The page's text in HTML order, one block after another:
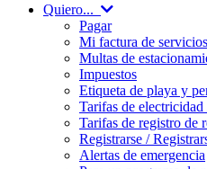
Quiero...
Pagar
Mi factura de
Multas de
Impuestos
Etiqueta de playa y
Tarifas de
Tarifas de registro de
Registrarse /
Alertas de emergencia